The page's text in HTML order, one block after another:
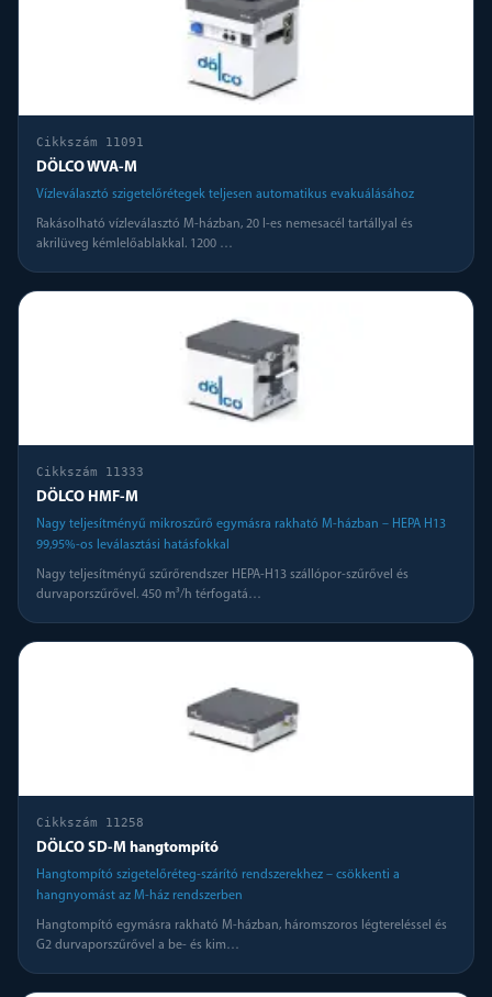
Cikkszám 11091
DÖLCO WVA-M
Vízleválasztó szigetelőrétegek teljesen automatikus evakuálásához
Rakásolható vízleválasztó M-házban, 20 l-es nemesacél tartállyal és
akrilüveg kémlelőablakkal. 1200 …
Cikkszám 11333
DÖLCO HMF-M
Nagy teljesítményű mikroszűrő egymásra rakható M-házban – HEPA H13
99,95%-os leválasztási hatásfokkal
Nagy teljesítményű szűrőrendszer HEPA-H13 szállópor-szűrővel és
durvaporszűrővel. 450 m³/h térfogatá…
Cikkszám 11258
DÖLCO SD-M hangtompító
Hangtompító szigetelőréteg-szárító rendszerekhez – csökkenti a
hangnyomást az M-ház rendszerben
Hangtompító egymásra rakható M-házban, háromszoros légtereléssel és
G2 durvaporszűrővel a be- és kim…